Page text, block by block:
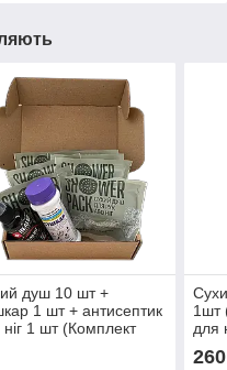
душ 10 шт +
1 шт + антисептик
1 шт (Комплект
1шт
для
мл)
260